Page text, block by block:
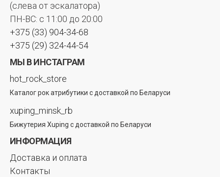
(слева от эскалатора)
ПН-ВС: с 11:00 до 20:00
+375 (33) 904-34-68
+375 (29) 324-44-54
МЫ В ИНСТАГРАМ
hot_rock_store
Каталог рок атрибутики с доставкой по Беларуси
xuping_minsk_rb
Бижутерия Xuping с доставкой по Беларуси
ИНФОРМАЦИЯ
Доставка и оплата
Контакты